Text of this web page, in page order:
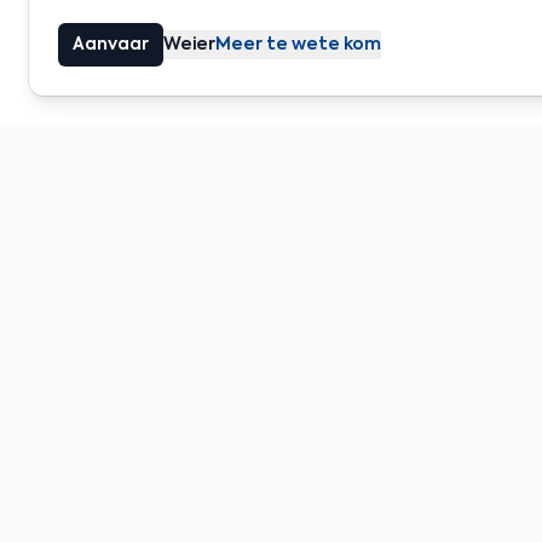
Aanvaar WeierMeer te wete kom